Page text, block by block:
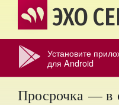
ЭХО
Установите
для Android
Просрочка — в